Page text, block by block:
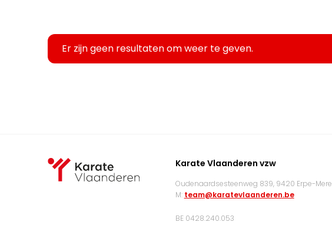
Er zijn geen resultaten om weer te geven.
Karate Vlaanderen vzw
Oudenaardsesteenweg 839, 9420 Erpe-Mere
M: team@karatevlaanderen.be
BE 0428.240.053